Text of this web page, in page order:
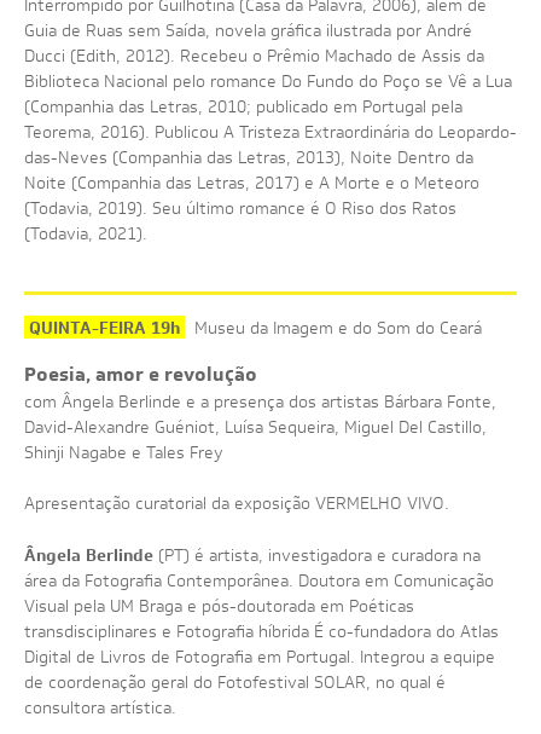
Interrompido por Guilhotina (Casa da Palavra, 2006), além de
Guia de Ruas sem Saída, novela gráfica ilustrada por André
Ducci (Edith, 2012). Recebeu o Prêmio Machado de Assis da
Biblioteca Nacional pelo romance Do Fundo do Poço se Vê a Lua
(Companhia das Letras, 2010; publicado em Portugal pela
Teorema, 2016). Publicou A Tristeza Extraordinária do Leopardo-
das-Neves (Companhia das Letras, 2013), Noite Dentro da
Noite (Companhia das Letras, 2017) e A Morte e o Meteoro
(Todavia, 2019). Seu último romance é O Riso dos Ratos
(Todavia, 2021).
QUINTA-FEIRA 19h Museu da Imagem e do Som do Ceará
Poesia, amor e revolução
com Ângela Berlinde e a presença dos artistas Bárbara Fonte,
David-Alexandre Guéniot, Luísa Sequeira, Miguel Del Castillo,
Shinji Nagabe e Tales Frey
Apresentação curatorial da exposição VERMELHO VIVO.
Ângela Berlinde (PT) é artista, investigadora e curadora na
área da Fotografia Contemporânea. Doutora em Comunicação
Visual pela UM Braga e pós-doutorada em Poéticas
transdisciplinares e Fotografia híbrida É co-fundadora do Atlas
Digital de Livros de Fotografia em Portugal. Integrou a equipe
de coordenação geral do Fotofestival SOLAR, no qual é
consultora artística.